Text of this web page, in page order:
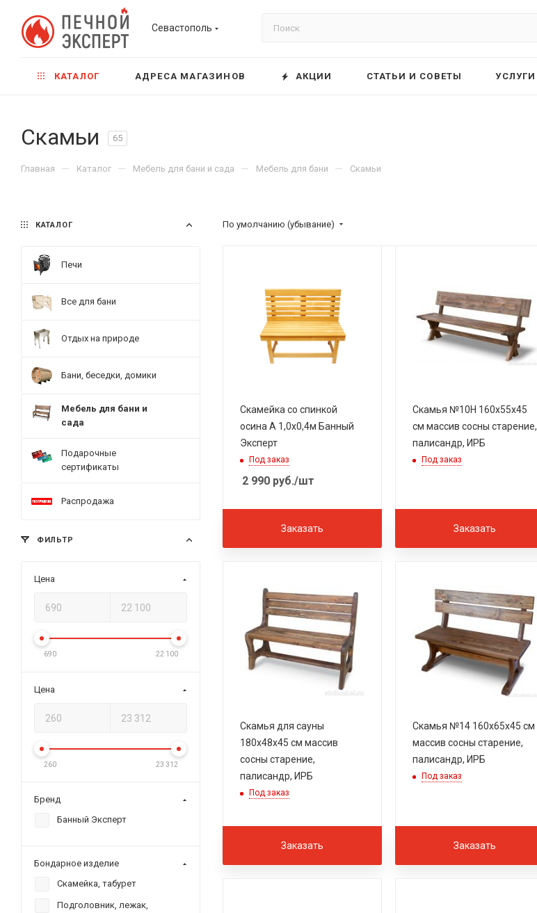
Севастополь
КАТАЛОГ АДРЕСА МАГАЗИНОВ АКЦИИ СТАТЬИ И СОВЕТЫ УСЛУГИ
Скамьи 65
Главная — Каталог — Мебель для бани и сада — Мебель для бани — Скамьи
По умолчанию (убывание)
Скамейка со спинкой
осина А 1,0х0,4м Банный
Эксперт
Под заказ
2 990 руб./шт
Заказать
Скамья №10H 160х55х45
см массив сосны старение,
палисандр, ИРБ
Под заказ
Заказать
Скамья для сауны
180х48х45 см массив
сосны старение,
палисандр, ИРБ
Под заказ
Заказать
Скамья №14 160х65х45 см
массив сосны старение,
палисандр, ИРБ
Под заказ
Заказать
КАТАЛОГ
Печи
Все для бани
Отдых на природе
Бани, беседки, домики
Мебель для бани и
сада
Подарочные
сертификаты
Распродажа
ФИЛЬТР
Цена
690 22 100
Цена
260 23 312
Бренд
Банный Эксперт
Бондарное изделие
Скамейка, табурет
Подголовник, лежак,